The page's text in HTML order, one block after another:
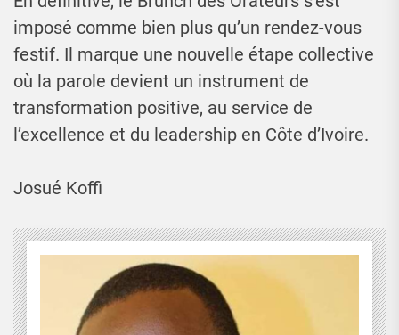
imposé comme bien plus qu’un rendez-vous
festif. Il marque une nouvelle étape collective
où la parole devient un instrument de
transformation positive, au service de
l’excellence et du leadership en Côte d’Ivoire.
Josué Koffi